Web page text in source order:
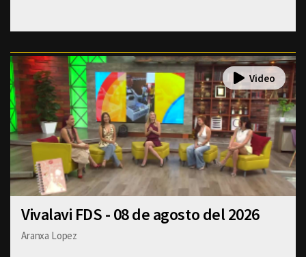
Vivalavi FDS - 08 de agosto del 2026
Aranxa Lopez